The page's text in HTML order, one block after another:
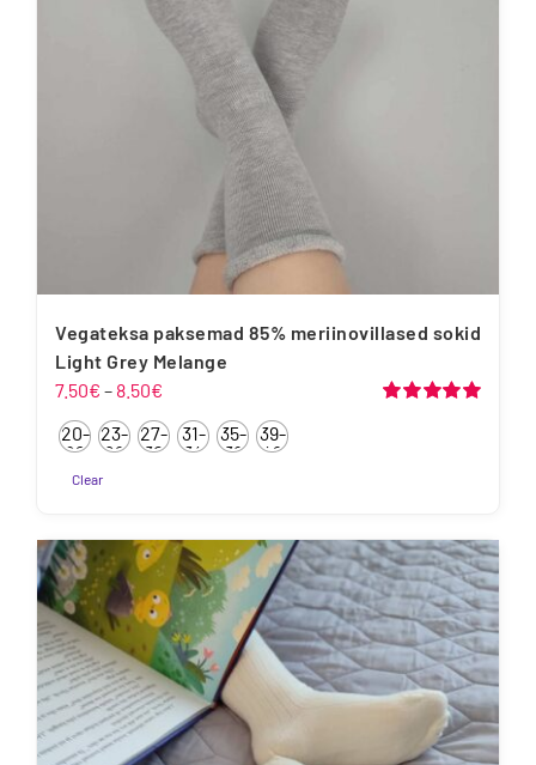
Vegateksa paksemad 85% meriinovillased sokid
Light Grey Melange
7.50€ – 8.50€
7.50€
kuni
20-
22
23-
26
27-
30
31-
34
35-
38
39-
42
Clear
tootel
on
mitu
varianti.
Valikuid
saab
teha
tootelehel.